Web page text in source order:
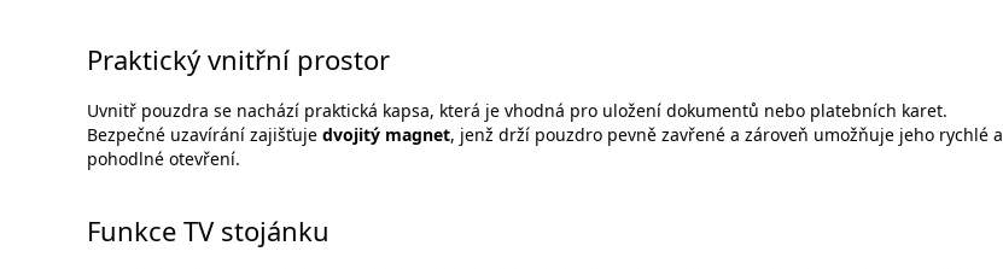
Praktický vnitřní prostor
Uvnitř pouzdra se nachází praktická kapsa, která je vhodná pro uložení dokumentů nebo platebních karet.
Bezpečné uzavírání zajišťuje dvojitý magnet, jenž drží pouzdro pevně zavřené a zároveň umožňuje jeho rychlé a
pohodlné otevření.
Funkce TV stojánku